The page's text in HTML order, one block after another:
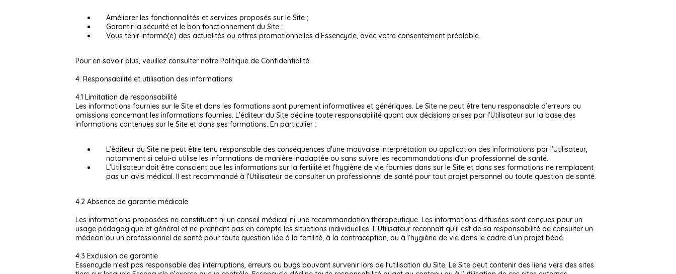
Améliorer les fonctionnalités et services proposés sur le Site ;
Garantir la sécurité et le bon fonctionnement du Site ;
Vous tenir informé(e) des actualités ou offres promotionnelles d’Essencycle, avec votre consentement préalable.
Pour en savoir plus, veuillez consulter notre Politique de Confidentialité.
4. Responsabilité et utilisation des informations
4.1 Limitation de responsabilité
Les informations fournies sur le Site et dans les formations sont purement informatives et génériques. Le Site ne peut être tenu responsable d’erreurs ou
omissions concernant les informations fournies. L’éditeur du Site décline toute responsabilité quant aux décisions prises par l’Utilisateur sur la base des
informations contenues sur le Site et dans ses formations. En particulier :
L’éditeur du Site ne peut être tenu responsable des conséquences d’une mauvaise interprétation ou application des informations par l’Utilisateur,
notamment si celui-ci utilise les informations de manière inadaptée ou sans suivre les recommandations d’un professionnel de santé.
L’Utilisateur doit être conscient que les informations sur la fertilité et l’hygiène de vie fournies dans sur le Site et dans ses formations ne remplacent
pas un avis médical. Il est recommandé à l’Utilisateur de consulter un professionnel de santé pour tout projet personnel ou toute question de santé.
4.2 Absence de garantie médicale
Les informations proposées ne constituent ni un conseil médical ni une recommandation thérapeutique. Les informations diffusées sont conçues pour un
usage pédagogique et général et ne prennent pas en compte les situations individuelles. L’Utilisateur reconnaît qu’il est de sa responsabilité de consulter un
médecin ou un professionnel de santé pour toute question liée à la fertilité, à la contraception, ou à l’hygiène de vie dans le cadre d’un projet bébé.
4.3 Exclusion de garantie
Essencycle n'est pas responsable des interruptions, erreurs ou bugs pouvant survenir lors de l'utilisation du Site. Le Site peut contenir des liens vers des sites